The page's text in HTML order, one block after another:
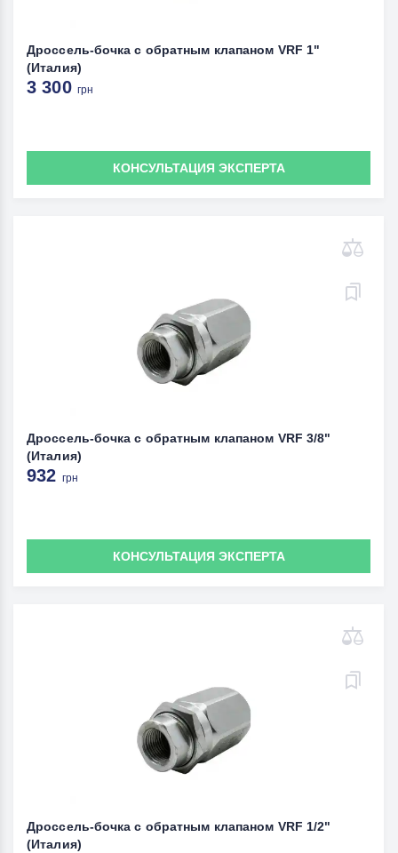
Дроссель-бочка с обратным клапаном VRF 1"
(Италия)
3 300 грн
КОНСУЛЬТАЦИЯ ЭКСПЕРТА
Дроссель-бочка с обратным клапаном VRF 3/8"
(Италия)
932 грн
КОНСУЛЬТАЦИЯ ЭКСПЕРТА
Дроссель-бочка с обратным клапаном VRF 1/2"
(Италия)